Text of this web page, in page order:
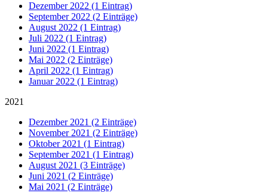
Dezember 2022 (1 Eintrag)
September 2022 (2 Einträge)
August 2022 (1 Eintrag)
Juli 2022 (1 Eintrag)
Juni 2022 (1 Eintrag)
Mai 2022 (2 Einträge)
April 2022 (1 Eintrag)
Januar 2022 (1 Eintrag)
2021
Dezember 2021 (2 Einträge)
November 2021 (2 Einträge)
Oktober 2021 (1 Eintrag)
September 2021 (1 Eintrag)
August 2021 (3 Einträge)
Juni 2021 (2 Einträge)
Mai 2021 (2 Einträge)